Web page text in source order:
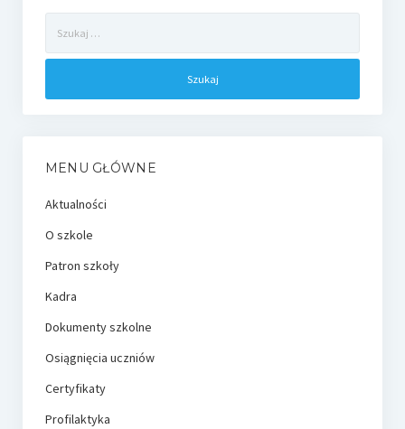
MENU GŁÓWNE
Aktualności
O szkole
Patron szkoły
Kadra
Dokumenty szkolne
Osiągnięcia uczniów
Certyfikaty
Profilaktyka